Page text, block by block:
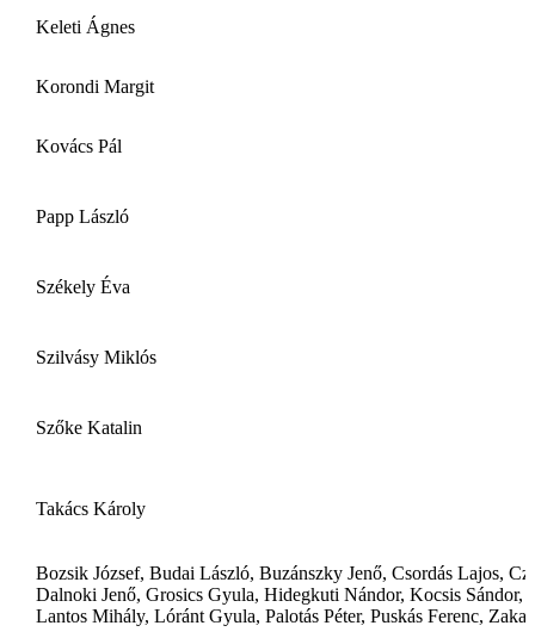
Keleti Ágnes
Korondi Margit
Kovács Pál
Papp László
Székely Éva
Szilvásy Miklós
Szőke Katalin
Takács Károly
Bozsik József, Budai László, Buzánszky Jenő, Csordás Lajos,
Dalnoki Jenő, Grosics Gyula, Hidegkuti Nándor, Kocsis Sándor,
Lantos Mihály, Lóránt Gyula, Palotás Péter, Puskás Ferenc,